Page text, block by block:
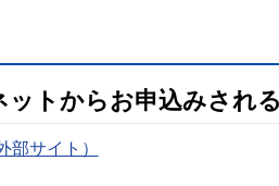
ットからお申込みされ
部サイト）